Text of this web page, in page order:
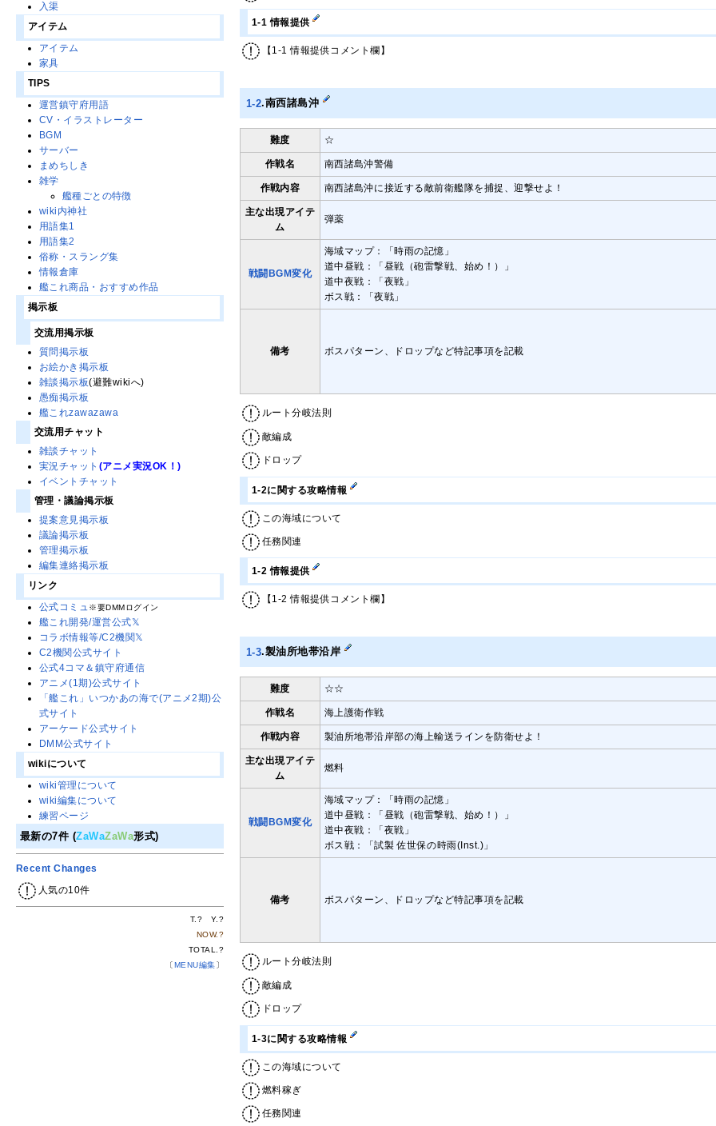
1-1 情報提供
【1-1 情報提供コメント欄】
1-2.南西諸島沖
難度 ☆
作戦名 南西諸島沖警備
作戦内容 南西諸島沖に接近する敵前衛艦隊を捕捉、迎撃せよ！
主な出現アイテ
ム
弾薬
戦闘BGM変化
海域マップ：「時雨の記憶」
道中昼戦：「昼戦（砲雷撃戦、始め！）」
道中夜戦：「夜戦」
ボス戦：「夜戦」
備考 ボスパターン、ドロップなど特記事項を記載
ルート分岐法則
敵編成
ドロップ
1-2に関する攻略情報
この海域について
任務関連
1-2 情報提供
【1-2 情報提供コメント欄】
1-3.製油所地帯沿岸
難度 ☆☆
作戦名 海上護衛作戦
作戦内容 製油所地帯沿岸部の海上輸送ラインを防衛せよ！
主な出現アイテ
ム
燃料
戦闘BGM変化
海域マップ：「時雨の記憶」
道中昼戦：「昼戦（砲雷撃戦、始め！）」
道中夜戦：「夜戦」
ボス戦：「試製 佐世保の時雨(Inst.)」
備考 ボスパターン、ドロップなど特記事項を記載
ルート分岐法則
敵編成
ドロップ
1-3に関する攻略情報
この海域について
燃料稼ぎ
任務関連
入渠
アイテム
アイテム
家具
TIPS
運営鎮守府用語
CV・イラストレーター
BGM
サーバー
まめちしき
雑学
艦種ごとの特徴
wiki内神社
用語集1
用語集2
俗称・スラング集
情報倉庫
艦これ商品・おすすめ作品
掲示板
交流用掲示板
質問掲示板
お絵かき掲示板
雑談掲示板(避難wikiへ)
愚痴掲示板
艦これzawazawa
交流用チャット
雑談チャット
実況チャット (アニメ実況OK！)
イベントチャット
管理・議論掲示板
提案意見掲示板
議論掲示板
管理掲示板
編集連絡掲示板
リンク
公式コミュ※要DMMログイン
艦これ開発/運営公式𝕏
コラボ情報等/C2機関𝕏
C2機関公式サイト
公式4コマ＆鎮守府通信
アニメ(1期)公式サイト
「艦これ」いつかあの海で(アニメ2期)公
式サイト
アーケード公式サイト
DMM公式サイト
wikiについて
wiki管理について
wiki編集について
練習ページ
最新の7件 (ZaWaZaWa形式)
Recent Changes
人気の10件
T.? Y.?
NOW.?
TOTAL.?
〔 MENU編集 〕